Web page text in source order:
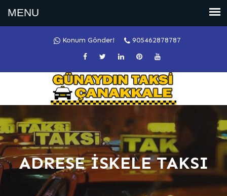
Konum Gönder! 905462878787
ADRESE İSKELE TAKSI